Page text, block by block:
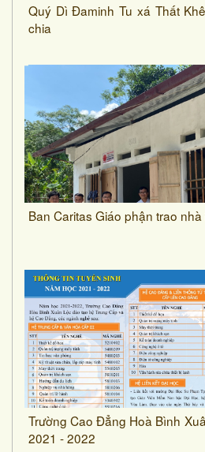
Quý Dì Đaminh Tu xá Thất
chia
Ban Caritas Giáo phận trao
Trường Cao Đẳng Hoà Bình
2021 - 2022